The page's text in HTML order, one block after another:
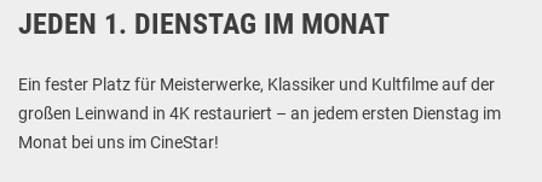
JEDEN 1. DIENSTAG IM MONAT
Ein fester Platz für Meisterwerke, Klassiker und Kultfilme auf der
großen Leinwand in 4K restauriert – an jedem ersten Dienstag im
Monat bei uns im CineStar!